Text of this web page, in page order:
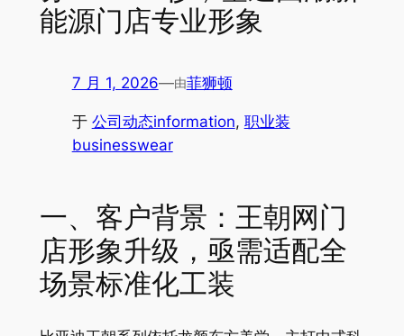
能源门店专业形象
7 月 1, 2026—由菲狮顿
于 公司动态information, 职业装
businesswear
一、客户背景：王朝网门
店形象升级，亟需适配全
场景标准化工装